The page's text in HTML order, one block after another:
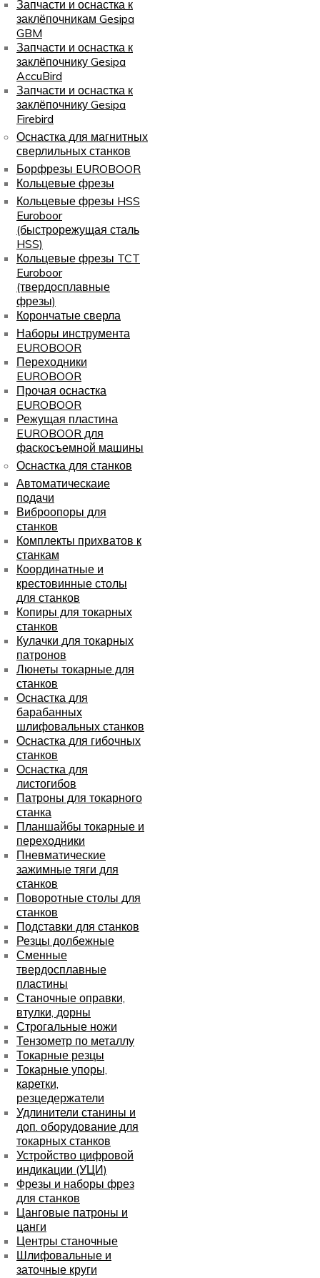
Запчасти и оснастка к
заклёпочникам Gesipa
GBM
Запчасти и оснастка к
заклёпочнику Gesipa
AccuBird
Запчасти и оснастка к
заклёпочнику Gesipa
Firebird
Оснастка для магнитных
сверлильных станков
Борфрезы EUROBOOR
Кольцевые фрезы
Кольцевые фрезы HSS
Euroboor
(быстрорежущая сталь
HSS)
Кольцевые фрезы TCT
Euroboor
(твердосплавные
фрезы)
Корончатые сверла
Наборы инструмента
EUROBOOR
Переходники
EUROBOOR
Прочая оснастка
EUROBOOR
Режущая пластина
EUROBOOR для
фаскосъемной машины
Оснастка для станков
Автоматическаие
подачи
Виброопоры для
станков
Комплекты прихватов к
станкам
Координатные и
крестовинные столы
для станков
Копиры для токарных
станков
Кулачки для токарных
патронов
Люнеты токарные для
станков
Оснастка для
барабанных
шлифовальных станков
Оснастка для гибочных
станков
Оснастка для
листогибов
Патроны для токарного
станка
Планшайбы токарные и
переходники
Пневматические
зажимные тяги для
станков
Поворотные столы для
станков
Подставки для станков
Резцы долбежные
Сменные
твердосплавные
пластины
Станочные оправки,
втулки, дорны
Строгальные ножи
Тензометр по металлу
Токарные резцы
Токарные упоры,
каретки,
резцедержатели
Удлинители станины и
доп. оборудование для
токарных станков
Устройство цифровой
индикации (УЦИ)
Фрезы и наборы фрез
для станков
Цанговые патроны и
цанги
Центры станочные
Шлифовальные и
заточные круги